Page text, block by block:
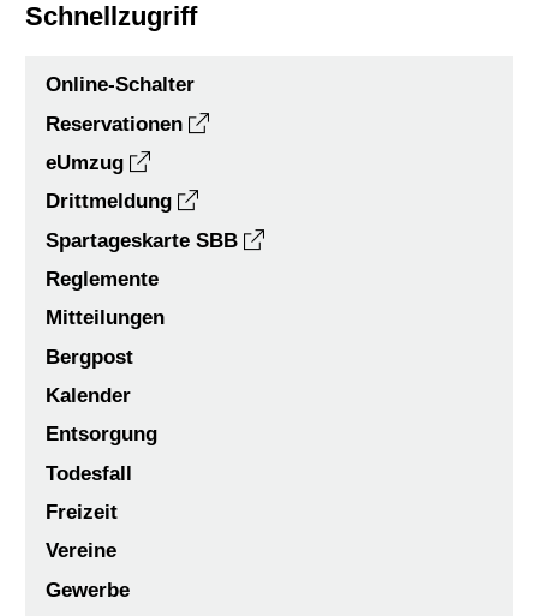
Schnellzugriff
Online-Schalter
Reservationen
eUmzug
Drittmeldung
Spartageskarte SBB
Reglemente
Mitteilungen
Bergpost
Kalender
Entsorgung
Todesfall
Freizeit
Vereine
Gewerbe